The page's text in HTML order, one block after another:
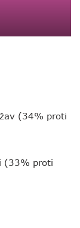
(34% proti
(33% proti